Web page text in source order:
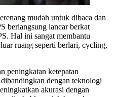
mudah untuk dibaca dan
berlangsung lancar berkat
Hal ini sangat membantu
ruang seperti berlari, cycling,
peningkatan ketepatan
dengan teknologi
akurasi dengan